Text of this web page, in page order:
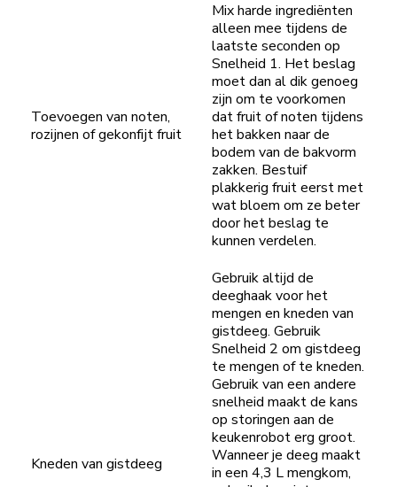
Toevoegen van noten,
rozijnen of gekonfijt fruit
Mix harde ingrediënten
alleen mee tijdens de
laatste seconden op
Snelheid 1. Het beslag
moet dan al dik genoeg
zijn om te voorkomen
dat fruit of noten tijdens
het bakken naar de
bodem van de bakvorm
zakken. Bestuif
plakkerig fruit eerst met
wat bloem om ze beter
door het beslag te
kunnen verdelen.
Kneden van gistdeeg
Gebruik altijd de
deeghaak voor het
mengen en kneden van
gistdeeg. Gebruik
Snelheid 2 om gistdeeg
te mengen of te kneden.
Gebruik van een andere
snelheid maakt de kans
op storingen aan de
keukenrobot erg groot.
Wanneer je deeg maakt
in een 4,3 L mengkom,